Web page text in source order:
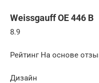
Weissgauff OE 446 B
8.9
Рейтинг На основе
Дизайн